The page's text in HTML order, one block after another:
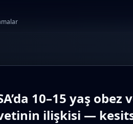
10–15 yaş
ilişkisi —